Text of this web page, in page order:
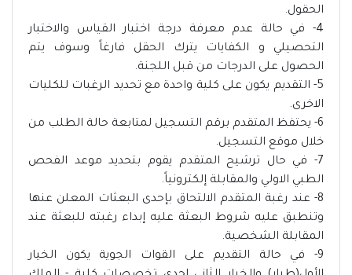
الحقول.
4- في حالة عدم معرفة درجة اختبار القياس والاختبار
التحصيلي و الكفايات يترك الحقل فارغاً وسوف يتم
الحصول على الدرجات من قبل اللجنة.
5- التقديم يكون على كلية واحدة مع تحديد الرغبات للكليات
الاخرى.
6- يحتفظ المتقدم برقم التسجيل لمتابعة حالة الطلب من
خلال موقع التسجيل.
7- في حال ترشيح المتقدم يقوم بتحديد موعد الفحص
الطبي الاولي والمقابلة إلكترونياً.
8- عند رغبة المتقدم الالتحاق بإحدى البعثات المعلن عنها
وتنطبق عليه شروط البعثة عليه إبداء رغبته للبعثة عند
المقابلة الشخصية.
9- في حالة التقديم على القوات الجوية يكون الخيار